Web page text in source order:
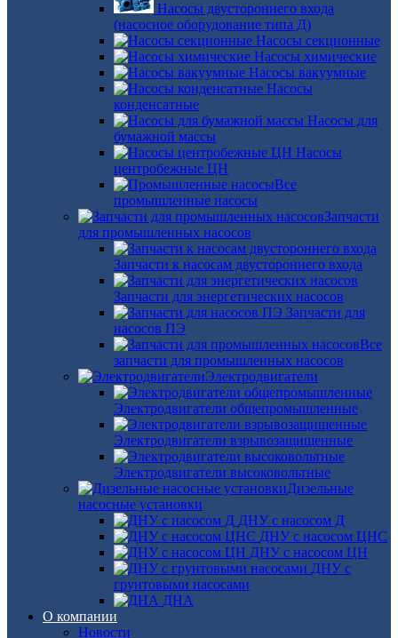
Насосы двустороннего входа
(насосное оборудование типа Д)
Насосы секционные
Насосы химические
Насосы вакуумные
Насосы
конденсатные
Насосы для
бумажной массы
Насосы
центробежные ЦН
Все
промышленные насосы
Запчасти
для промышленных насосов
Запчасти к насосам двустороннего входа
Запчасти для энергетических насосов
Запчасти для
насосов ПЭ
Все
запчасти для промышленных насосов
Электродвигатели
Электродвигатели общепромышленные
Электродвигатели взрывозащищенные
Электродвигатели высоковольтные
Дизельные
насосные установки
ДНУ с насосом Д
ДНУ с насосом ЦНС
ДНУ с насосом ЦН
ДНУ с
грунтовыми насосами
ДНА
О компании
Новости